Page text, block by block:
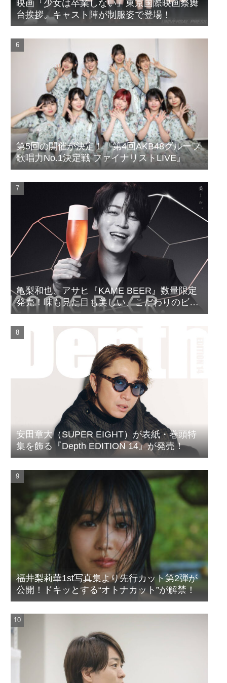
映画『少女は卒業しない』東京国際映画祭舞
台挨拶。キャスト陣が制服姿で登場！
第5回の開催が決定！『第4回AKB48グループ
歌唱力No.1決定戦 ファイナリストLIVE』
亀梨和也、アサヒ『KAME BEER』数量限定
発売！味も見た目も美しい、こだわりのビー
ルがついに完成
安田章大（SUPER EIGHT）が表紙・巻頭特
集を飾る『Depth EDITION 14』が発売！
福井梨莉華1st写真集より先行カット第2弾が
公開！ドキッとする“オトナカット”が解禁！